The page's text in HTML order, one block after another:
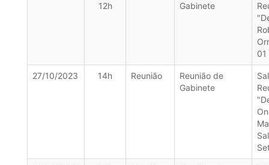
12h
Gabinete
01
27/10/2023 14h Reunião
Reunião de
Gabinete